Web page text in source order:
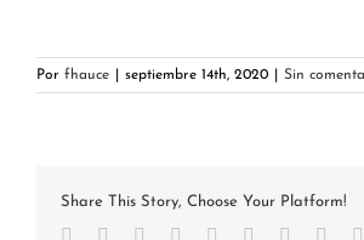
Por fhauce septiembre 14th, 2020 Sin
Share This Story, Choose Your Platform!
Facebook
TwitterReddit LinkedInWhatsApp
TumblrPinterest